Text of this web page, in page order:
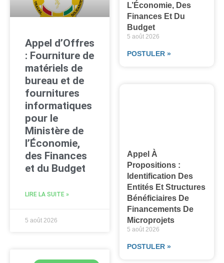
Appel d’Offres
: Fourniture de
matériels de
bureau et de
fournitures
informatiques
pour le
Ministère de
l’Économie,
des Finances
et du Budget
LIRE LA SUITE »
5 août 2026
L’Économie, Des
Finances Et Du
Budget
5 août 2026
POSTULER »
Appel À
Propositions :
Identification Des
Entités Et Structures
Bénéficiaires De
Financements De
Microprojets
5 août 2026
POSTULER »